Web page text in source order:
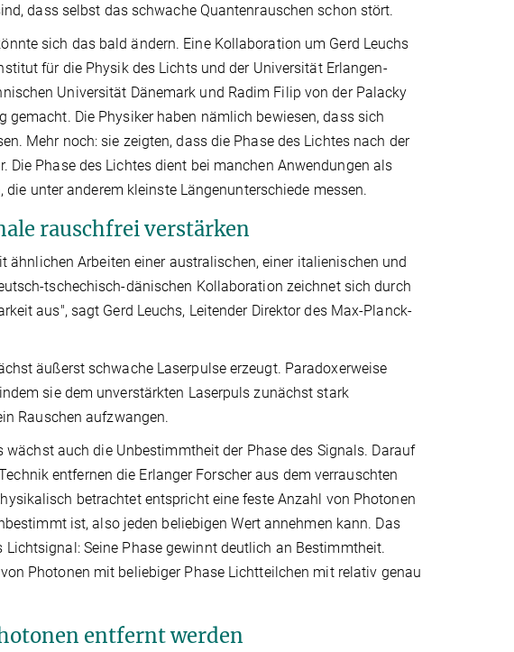
dass selbst das schwache Quantenrauschen schon stört.
sich das bald ändern. Eine Kollaboration um Gerd Leuchs
für die Physik des Lichts und der Universität Erlangen-
Universität Dänemark und Radim Filip von der Palacky
Die Physiker haben nämlich bewiesen, dass sich
Mehr noch: sie zeigten, dass die Phase des Lichtes nach der
Phase des Lichtes dient bei manchen Anwendungen als
unter anderem kleinste Längenunterschiede messen.
rauschfrei verstärken
ähnlichen Arbeiten einer australischen, einer italienischen und
tschechisch-dänischen Kollaboration zeichnet sich durch
aus", sagt Gerd Leuchs, Leitender Direktor des Max-Planck-
äußerst schwache Laserpulse erzeugt. Paradoxerweise
sie dem unverstärkten Laserpuls zunächst stark
Rauschen aufzwangen.
auch die Unbestimmtheit der Phase des Signals. Darauf
entfernen die Erlanger Forscher aus dem verrauschten
betrachtet entspricht eine feste Anzahl von Photonen
ist, also jeden beliebigen Wert annehmen kann. Das
Seine Phase gewinnt deutlich an Bestimmtheit.
Photonen mit beliebiger Phase Lichtteilchen mit relativ genau
entfernt werden